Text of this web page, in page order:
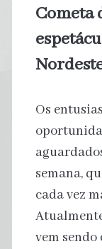
Cometa
Os
semana,
cada vez
vem sendo